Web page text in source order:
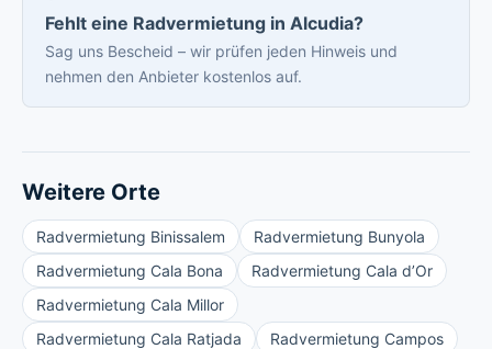
Fehlt eine Radvermietung in Alcudia?
Sag uns Bescheid – wir prüfen jeden Hinweis und
nehmen den Anbieter kostenlos auf.
Weitere Orte
Radvermietung Binissalem
Radvermietung Bunyola
Radvermietung Cala Bona
Radvermietung Cala d’Or
Radvermietung Cala Millor
Radvermietung Cala Ratjada
Radvermietung Campos